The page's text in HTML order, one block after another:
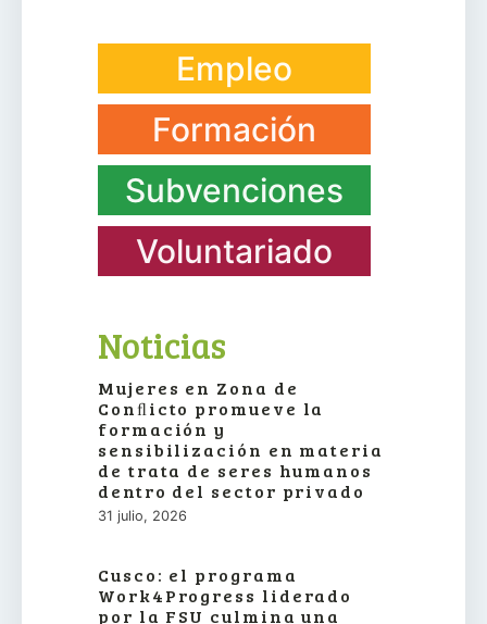
Empleo
Formación
Subvenciones
Voluntariado
Noticias
Mujeres en Zona de
Conﬂicto promueve la
formación y
sensibilización en materia
de trata de seres humanos
dentro del sector privado
31 julio, 2026
Cusco: el programa
Work4Progress liderado
por la FSU culmina una